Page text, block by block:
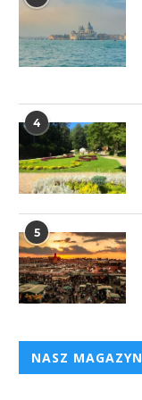
4
5
NASZ